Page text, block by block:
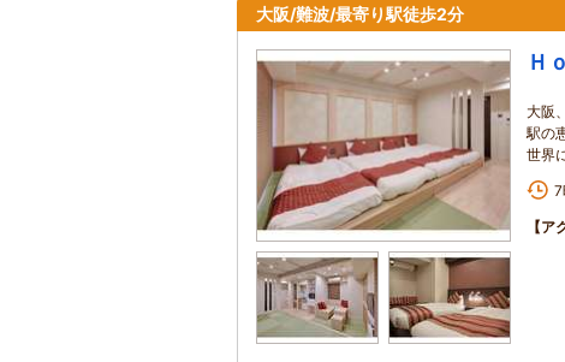
大阪/難波/最寄り駅徒歩2分
Ｈ
大阪
駅の
世界
7
【ア